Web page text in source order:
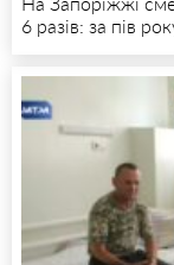
6 разів: за пів